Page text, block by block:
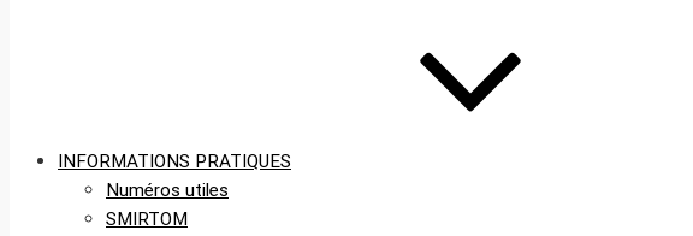
INFORMATIONS PRATIQUES
Numéros utiles
SMIRTOM